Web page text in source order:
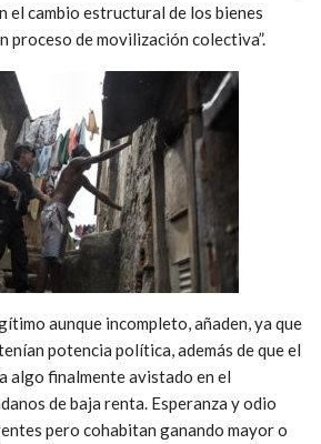
el cambio estructural de los bienes
proceso de movilización colectiva”.
aunque incompleto, añaden, ya que
potencia política, además de que el
algo finalmente avistado en el
de baja renta. Esperanza y odio
pero cohabitan ganando mayor o